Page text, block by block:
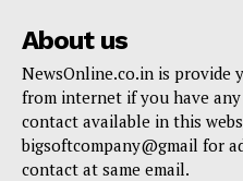
About us
NewsOnline.co.in is provide
from internet if you have
contact available in this
bigsoftcompany@gmail for
contact at same email.